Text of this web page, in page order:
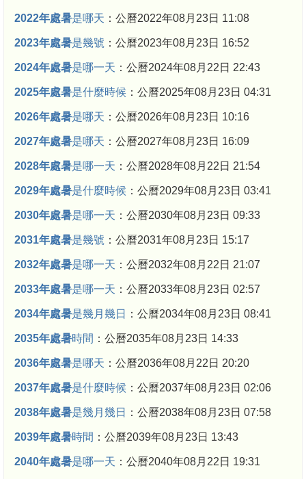
2022年處暑是哪天 ：公曆2022年08月23日 11:08
2023年處暑是幾號 ：公曆2023年08月23日 16:52
2024年處暑是哪一天 ：公曆2024年08月22日 22:43
2025年處暑是什麼時候 ：公曆2025年08月23日 04:31
2026年處暑是哪天 ：公曆2026年08月23日 10:16
2027年處暑是哪天 ：公曆2027年08月23日 16:09
2028年處暑是哪一天 ：公曆2028年08月22日 21:54
2029年處暑是什麼時候 ：公曆2029年08月23日 03:41
2030年處暑是哪一天 ：公曆2030年08月23日 09:33
2031年處暑是幾號 ：公曆2031年08月23日 15:17
2032年處暑是哪一天 ：公曆2032年08月22日 21:07
2033年處暑是哪一天 ：公曆2033年08月23日 02:57
2034年處暑是幾月幾日 ：公曆2034年08月23日 08:41
2035年處暑時間 ：公曆2035年08月23日 14:33
2036年處暑是哪天 ：公曆2036年08月22日 20:20
2037年處暑是什麼時候 ：公曆2037年08月23日 02:06
2038年處暑是幾月幾日 ：公曆2038年08月23日 07:58
2039年處暑時間 ：公曆2039年08月23日 13:43
2040年處暑是哪一天 ：公曆2040年08月22日 19:31